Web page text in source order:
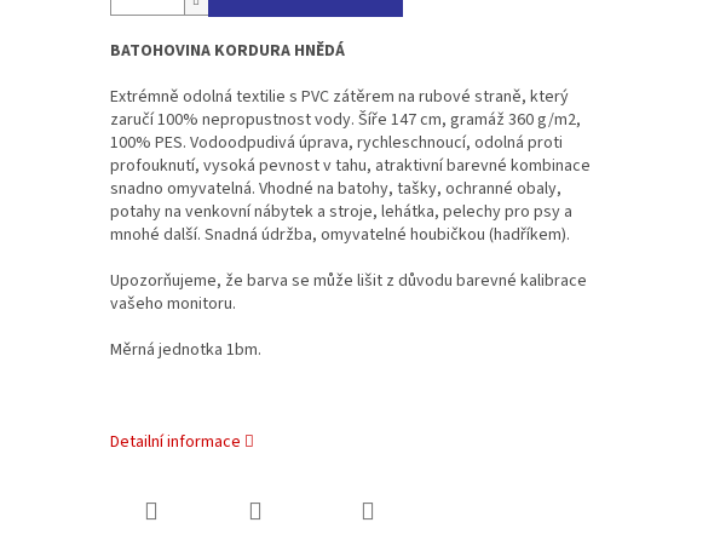
BATOHOVINA KORDURA HNĚDÁ
Extrémně odolná textilie s PVC zátěrem na rubové straně, který
zaručí 100% nepropustnost vody. Šíře 147 cm, gramáž 360 g/m2,
100% PES. Vodoodpudivá úprava, rychleschnoucí, odolná proti
profouknutí, vysoká pevnost v tahu, atraktivní barevné kombinace
snadno omyvatelná. Vhodné na batohy, tašky, ochranné obaly,
potahy na venkovní nábytek a stroje, lehátka, pelechy pro psy a
mnohé další. Snadná údržba, omyvatelné houbičkou (hadříkem).
Upozorňujeme, že barva se může lišit z důvodu barevné kalibrace
vašeho monitoru.
Měrná jednotka 1bm.
Detailní informace